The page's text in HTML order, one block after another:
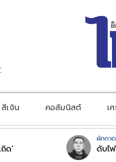
เงิน คอลัมนิสต์ เ
ด’
ผักกา
ดับไ